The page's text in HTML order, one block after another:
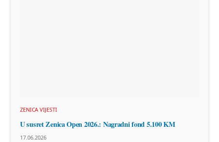
ZENICA VIJESTI
U susret Zenica Open 2026.: Nagradni fond 5.100 KM
17.06.2026